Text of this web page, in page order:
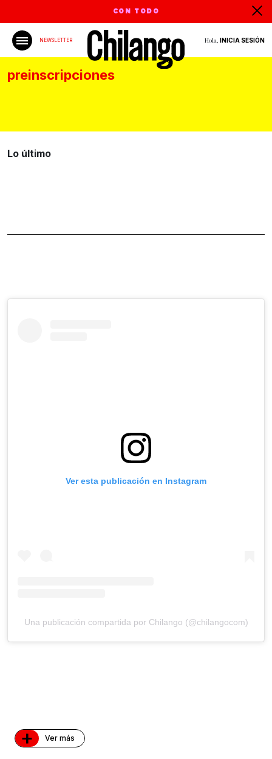
CON TODO
NEWSLETTER Hola, INICIA SESIÓN
preinscripciones
Lo último
Ver esta publicación en Instagram
Una publicación compartida por Chilango (@chilangocom)
+ Ver más